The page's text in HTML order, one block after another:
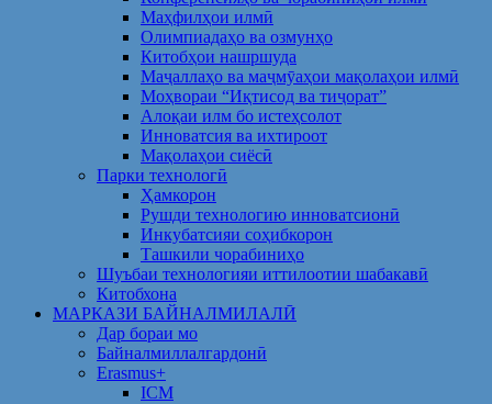
Маҳфилҳои илмӣ
Олимпиадаҳо ва озмунҳо
Китобҳои нашршуда
Маҷаллаҳо ва маҷмӯаҳои мақолаҳои илмӣ
Моҳвораи “Иқтисод ва тиҷорат”
Алоқаи илм бо истеҳсолот
Инноватсия ва ихтироот
Мақолаҳои сиёсӣ
Парки технологӣ
Ҳамкорон
Рушди технологию инноватсионӣ
Инкубатсияи соҳибкорон
Ташкили чорабиниҳо
Шуъбаи технологияи иттилоотии шабакавӣ
Китобхона
МАРКАЗИ БАЙНАЛМИЛАЛӢ
Дар бораи мо
Байналмиллалгардонӣ
Erasmus+
ICM